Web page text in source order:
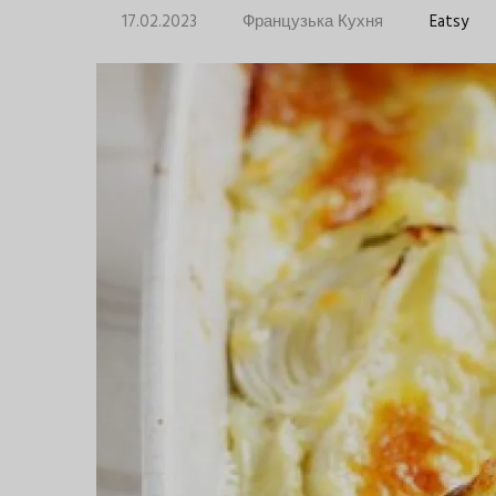
17.02.2023 Французька Кухня Eatsy